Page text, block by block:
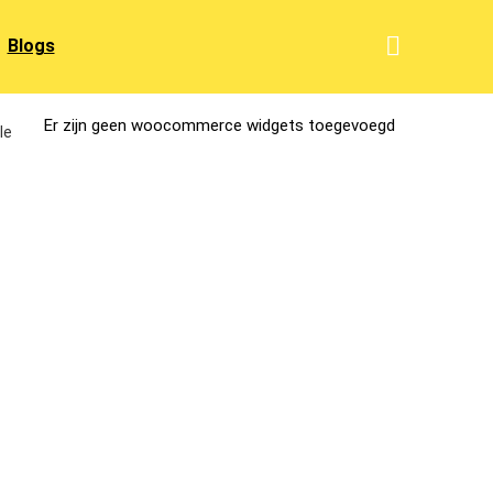
Blogs
Er zijn geen woocommerce widgets toegevoegd